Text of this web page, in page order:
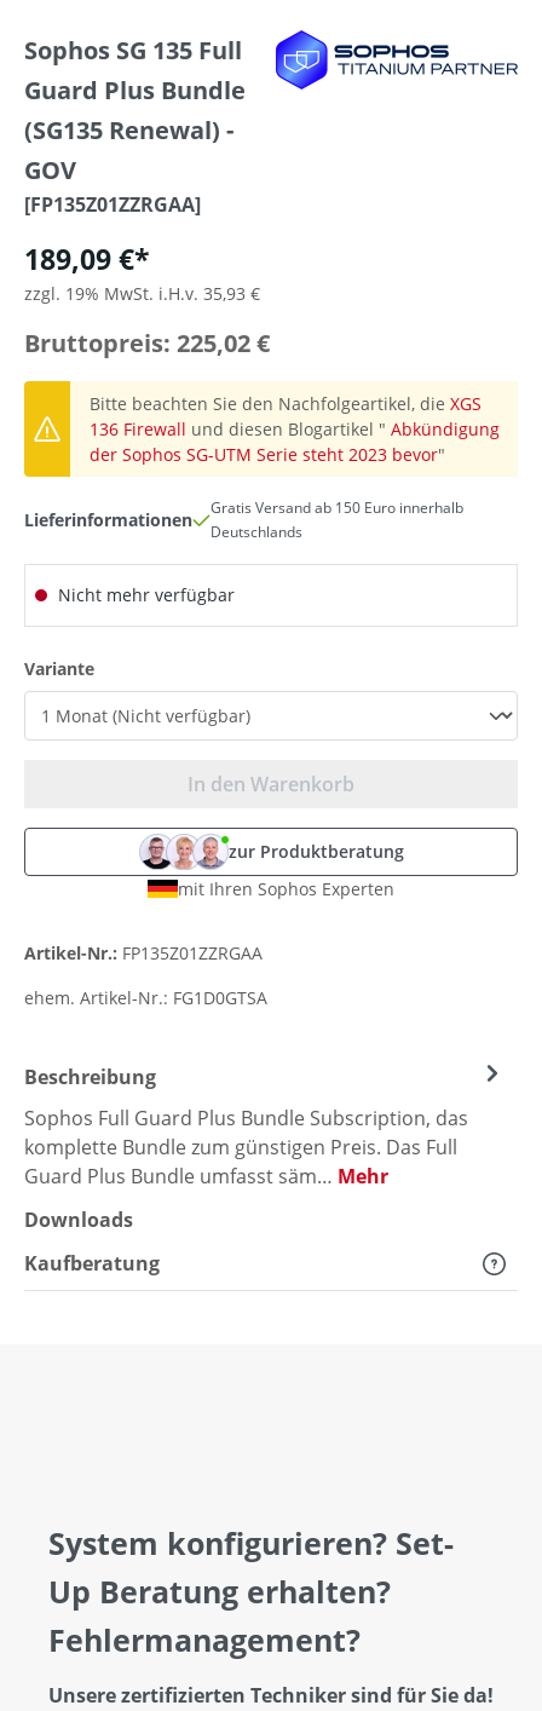
Sophos SG 135 Full
Guard Plus Bundle
(SG135 Renewal) -
GOV
[FP135Z01ZZRGAA]
189,09 €*
zzgl. 19% MwSt. i.H.v. 35,93 €
Bruttopreis: 225,02 €
Bitte beachten Sie den Nachfolgeartikel, die XGS
136 Firewall und diesen Blogartikel " Abkündigung
der Sophos SG-UTM Serie steht 2023 bevor"
Lieferinformationen
Gratis Versand ab 150 Euro innerhalb
Deutschlands
Nicht mehr verfügbar
Varianteauswählen
In den Warenkorb
zur Produktberatung
mit Ihren Sophos Experten
Artikel-Nr.: FP135Z01ZZRGAA
ehem. Artikel-Nr.: FG1D0GTSA
Beschreibung
Sophos Full Guard Plus Bundle Subscription, das
komplette Bundle zum günstigen Preis. Das Full
Guard Plus Bundle umfasst säm… Mehr
Downloads
Kaufberatung
System konfigurieren? Set-
Up Beratung erhalten?
Fehlermanagement?
Unsere zertifizierten Techniker sind für Sie da!